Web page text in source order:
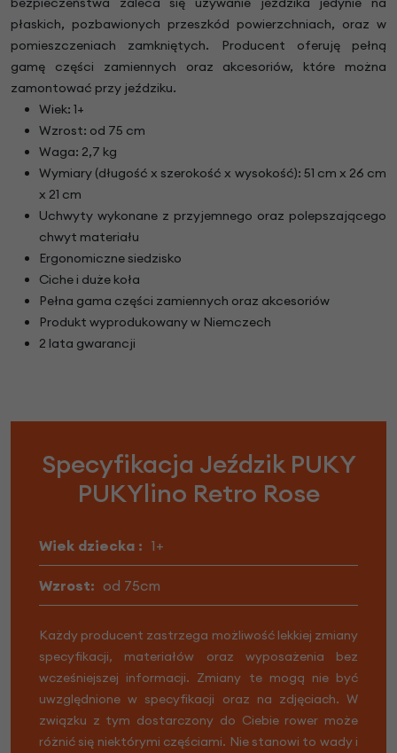
płaskich, pozbawionych przeszkód powierzchniach, oraz w
pomieszczeniach zamkniętych. Producent oferuję pełną
gamę części zamiennych oraz akcesoriów, które można
zamontować przy jeździku.
Wiek: 1+
Wzrost: od 75 cm
Waga: 2,7 kg
Wymiary (długość x szerokość x wysokość): 51 cm x 26 cm
x 21 cm
Uchwyty wykonane z przyjemnego oraz polepszającego
chwyt materiału
Ergonomiczne siedzisko
Ciche i duże koła
Pełna gama części zamiennych oraz akcesoriów
Produkt wyprodukowany w Niemczech
2 lata gwarancji
Specyfikacja Jeździk PUKY
PUKYlino Retro Rose
Wiek dziecka : 1+
Wzrost: od 75cm
Każdy producent zastrzega możliwość lekkiej zmiany
specyfikacji, materiałów oraz wyposażenia bez
wcześniejszej informacji. Zmiany te mogą nie być
uwzględnione w specyfikacji oraz na zdjęciach. W
związku z tym dostarczony do Ciebie rower może
różnić się niektórymi częściami. Nie stanowi to wady i